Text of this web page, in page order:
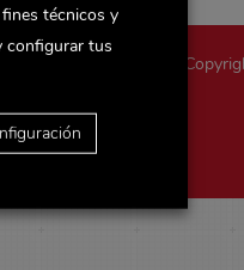
técnicos y
configurar tus